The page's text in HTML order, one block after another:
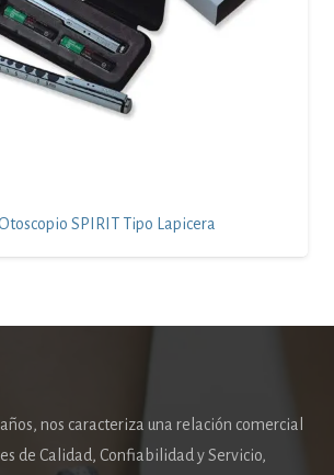
SPIRIT Tipo Lapicera
nos caracteriza una relación comercial
de Calidad, Confiabilidad y Servicio,